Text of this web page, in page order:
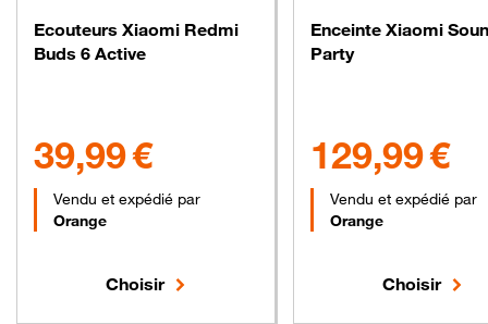
Ecouteurs Xiaomi Redmi
Buds 6 Active
39,99 €
Vendu et expédié par
Orange
Choisir
Enceinte Xiaomi
Party
129,99 €
Vendu et expédié par
Orange
Choisir